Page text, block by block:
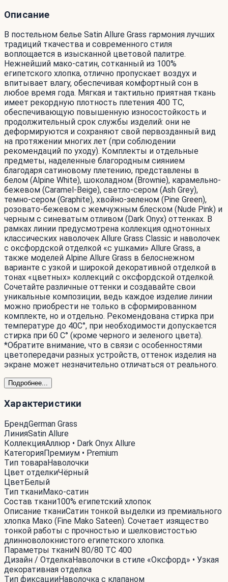
Описание
В постельном белье Satin Allure Grass гармония лучших
традиций ткачества и современного стиля
воплощается в изысканной цветовой палитре.
Нежнейший мако-сатин, сотканный из 100%
египетского хлопка, отлично пропускает воздух и
впитывает влагу, обеспечивая комфортный сон в
любое время года. Мягкая и тактильно приятная ткань
имеет рекордную плотность плетения 400 ТС,
обеспечивающую повышенную износостойкость и
продолжительный срок службы изделий: они не
деформируются и сохраняют свой первозданный вид
на протяжении многих лет (при соблюдении
рекомендаций по уходу). Комплекты и отдельные
предметы, наделенные благородным сиянием
благодаря сатиновому плетению, представлены в
белом (Alpine White), шоколадном (Brownie), карамельно-
бежевом (Caramel-Beige), светло-сером (Ash Grey),
темно-сером (Graphite), хвойно-зеленом (Pine Green),
розовато-бежевом с жемчужным блеском (Nude Pink) и
черным c синеватым отливом (Dark Onyx) оттенках. В
рамках линии предусмотрена коллекция однотонных
классических наволочек Allure Grass Classic и наволочек
с оксфордской отделкой «с ушками» Allure Grass, а
также моделей Alpine Allure Grass в белоснежном
варианте с узкой и широкой декоративной отделкой в
тонах «цветных» коллекций с оксфордской отделкой.
Сочетайте различные оттенки и создавайте свои
уникальные композиции, ведь каждое изделие линии
можно приобрести не только в сформированном
комплекте, но и отдельно. Рекомендована стирка при
температуре до 40С°, при необходимости допускается
стирка при 60 С° (кроме черного и зеленого цвета).
*Обратите внимание, что в связи с особенностями
цветопередачи разных устройств, оттенок изделия на
экране может незначительно отличаться от реального.
Подробнее...
Характеристики
БрендGerman Grass
ЛинияSatin Allure
КоллекцияАллюр • Dark Onyx Allure
КатегорияПремиум • Premium
Тип товараНаволочки
Цвет отделкиЧёрный
ЦветБелый
Тип тканиМако-сатин
Состав ткани100% египетский хлопок
Описание тканиСатин тонкой выделки из премиального
хлопка Мако (Fine Mako Sateen). Сочетает изящество
тонкой работы с прочностью и шелковистостью
длинноволокнистого египетского хлопка.
Параметры тканиN 80/80 TC 400
Дизайн / ОтделкаНаволочки в стиле «Оксфорд» • Узкая
декоративная отделка
Тип фиксацииНаволочка с клапаном